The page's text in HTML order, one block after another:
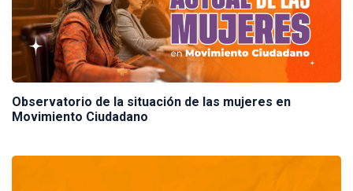
Observatorio de la situación de las mujeres en
Movimiento Ciudadano